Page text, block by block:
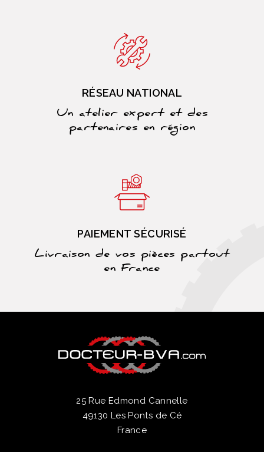
RÉSEAU NATIONAL
Un atelier expert et des
partenaires en région
PAIEMENT SÉCURISÉ
Livraison de vos pièces partout
en France
25 Rue Edmond Cannelle
49130 Les Ponts de Cé
France